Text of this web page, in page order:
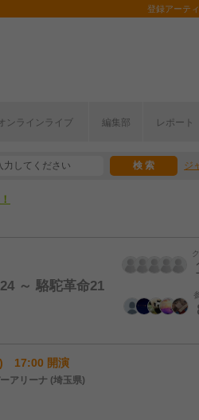
登録アーテ
ンラインライブ 編集部 レポート
ジ
～ 駱駝革命21
) 17:00 開演
アリーナ (埼玉県)